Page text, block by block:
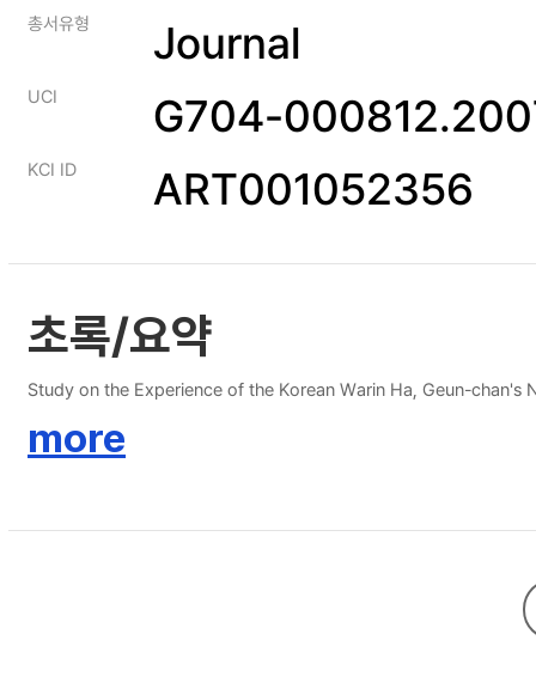
총서유형 Journal
UCI G704-
KCI ID ART001052356
초록/요약
Study on the Experience of the Korean Warin Ha, Geun-chan's
more